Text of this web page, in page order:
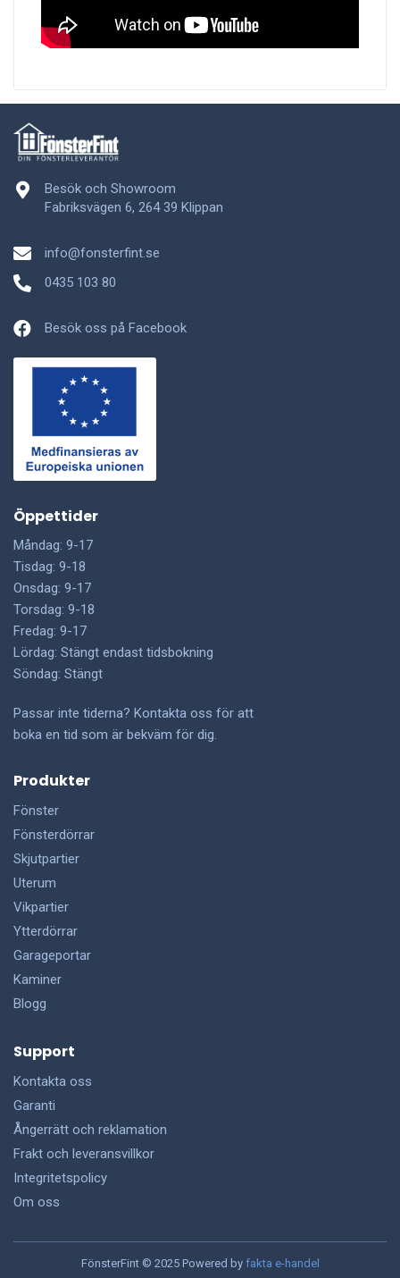
Besök och Showroom
Fabriksvägen 6, 264 39 Klippan
info@fonsterfint.se
0435 103 80
Besök oss på Facebook
Öppettider
Måndag: 9-17
Tisdag: 9-18
Onsdag: 9-17
Torsdag: 9-18
Fredag: 9-17
Lördag: Stängt endast tidsbokning
Söndag: Stängt
Passar inte tiderna? Kontakta oss för att
boka en tid som är bekväm för dig.
Produkter
Fönster
Fönsterdörrar
Skjutpartier
Uterum
Vikpartier
Ytterdörrar
Garageportar
Kaminer
Blogg
Support
Kontakta oss
Garanti
Ångerrätt och reklamation
Frakt och leveransvillkor
Integritetspolicy
Om oss
FönsterFint © 2025 Powered by fakta e-handel